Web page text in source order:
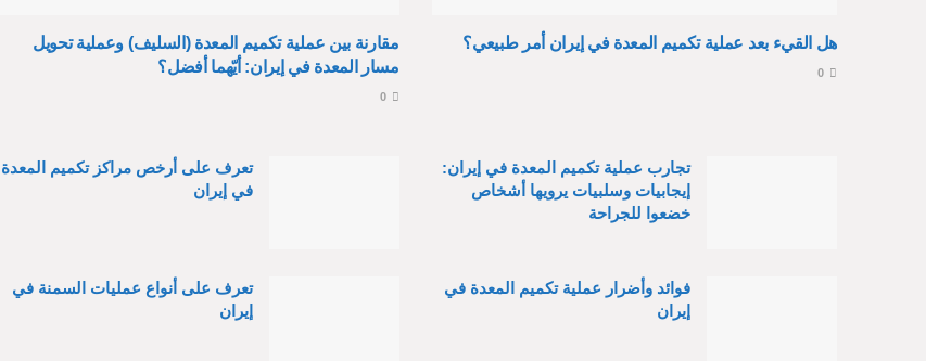
هل القيء بعد عملية تكميم المعدة في إيران أمر طبيعي؟
مقارنة بين عملية تكميم المعدة (السليف) وعملية تحويل
مسار المعدة في إيران: أيّهما أفضل؟
0
تجارب عملية تكميم المعدة في إيران:
إيجابيات وسلبيات يرويها أشخاص
خضعوا للجراحة
تعرف على أرخص مراكز تكميم المعدة
في إيران
فوائد وأضرار عملية تكميم المعدة في
إيران
تعرف على أنواع عمليات السمنة في
إيران